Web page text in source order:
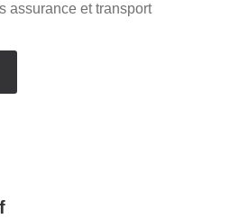
assurance et transport